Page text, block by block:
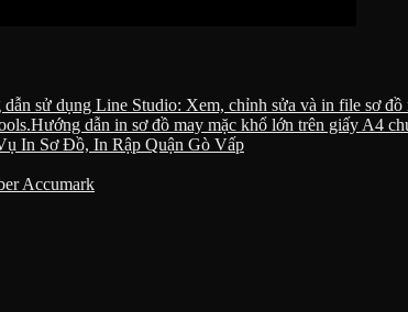
sử dụng Line Studio: Xem, chỉnh sửa và in file sơ đồ
Hướng dẫn in sơ đồ may mặc khổ lớn trên giấy A4
In Sơ Đồ, In Rập Quận Gò Vấp
Accumark